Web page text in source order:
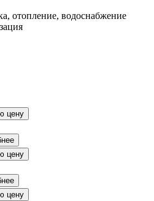
отопление, водоснабжение
цену
цену
цену